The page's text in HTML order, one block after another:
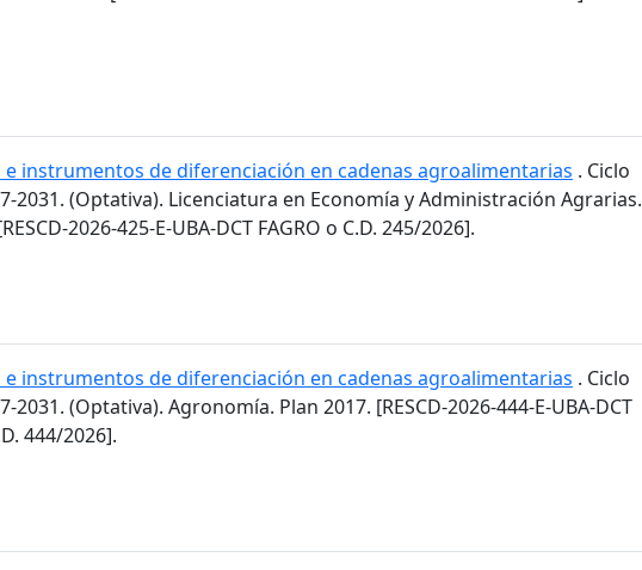
e instrumentos de diferenciación en cadenas agroalimentarias . Ciclo
2031. (Optativa). Licenciatura en Economía y Administración Agrarias.
2026-425-E-UBA-DCT FAGRO o C.D. 245/2026].
e instrumentos de diferenciación en cadenas agroalimentarias . Ciclo
2031. (Optativa). Agronomía. Plan 2017. [RESCD-2026-444-E-UBA-DCT
444/2026].